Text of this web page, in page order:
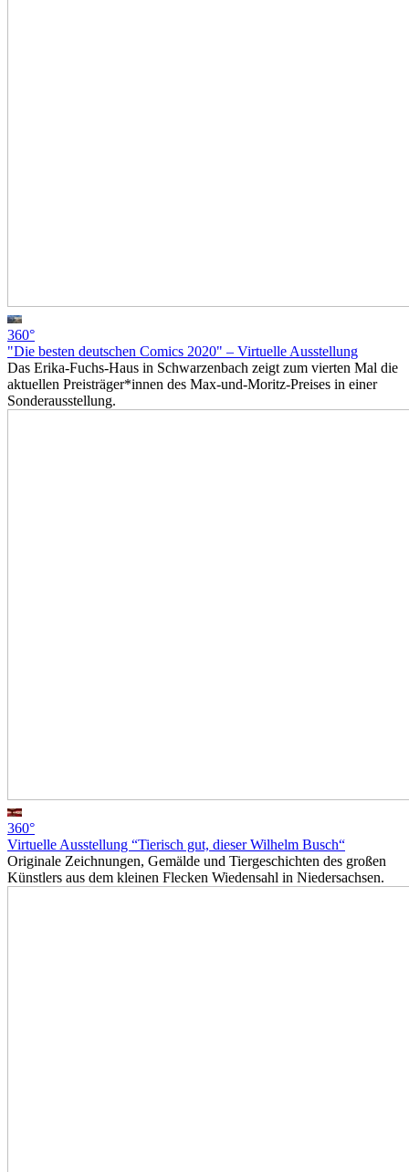
360°
"Die besten deutschen Comics 2020" – Virtuelle Ausstellung
Das Erika-Fuchs-Haus in Schwarzenbach zeigt zum vierten Mal die
aktuellen Preisträger*innen des Max-und-Moritz-Preises in einer
Sonderausstellung.
360°
Virtuelle Ausstellung “Tierisch gut, dieser Wilhelm Busch“
Originale Zeichnungen, Gemälde und Tiergeschichten des großen
Künstlers aus dem kleinen Flecken Wiedensahl in Niedersachsen.